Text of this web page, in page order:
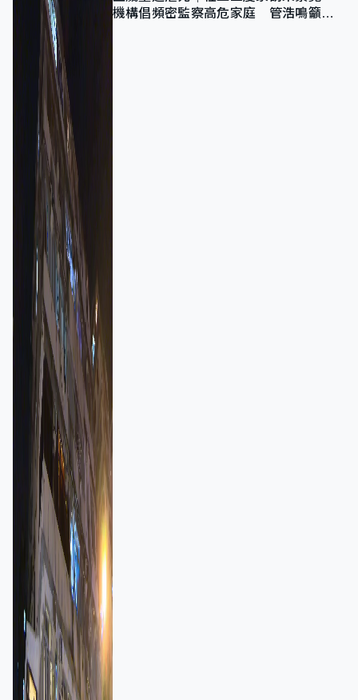
機構倡頻密監察高危家庭 管浩鳴籲加